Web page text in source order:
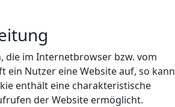
die im Internetbrowser bzw. vom
Nutzer eine Website auf, so kann
enthält eine charakteristische
der Website ermöglicht.